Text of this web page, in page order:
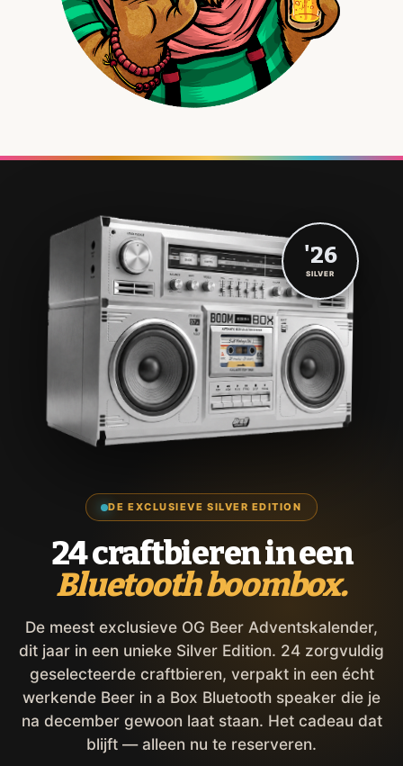
DE EXCLUSIEVE SILVER EDITION
24 craftbieren in een
Bluetooth boombox.
De meest exclusieve OG Beer Adventskalender,
dit jaar in een unieke Silver Edition. 24 zorgvuldig
geselecteerde craftbieren, verpakt in een écht
werkende Beer in a Box Bluetooth speaker die je
na december gewoon laat staan. Het cadeau dat
blijft — alleen nu te reserveren.
'26
SILVER